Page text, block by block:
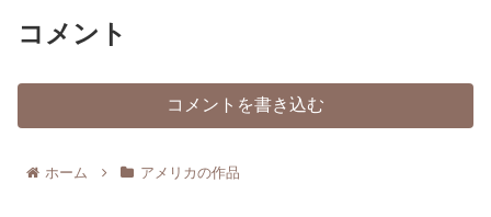
コメント
コメントを書き込む
ホーム アメリカの作品